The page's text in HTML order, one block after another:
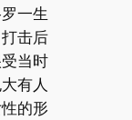
一生
击后
当时
有人
的形